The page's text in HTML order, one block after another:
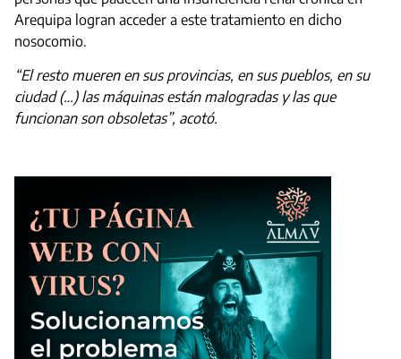
Arequipa logran acceder a este tratamiento en dicho
nosocomio.
“El resto mueren en sus provincias, en sus pueblos, en su
ciudad (…) las máquinas están malogradas y las que
funcionan son obsoletas”, acotó.